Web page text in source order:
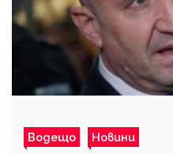
Водещо Новини